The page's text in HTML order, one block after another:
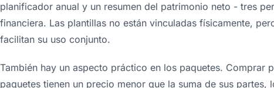
planificador anual y un resumen del patrimonio neto - tres
financiera. Las plantillas no están vinculadas físicamente,
facilitan su uso conjunto.
También hay un aspecto práctico en los paquetes. Comprar
paquetes tienen un precio menor que la suma de sus